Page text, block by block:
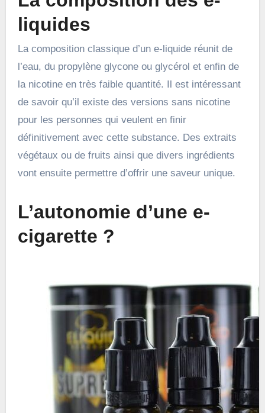
liquides
La composition classique d’un e-liquide réunit de
l’eau, du propylène glycone ou glycérol et enfin de
la nicotine en très faible quantité. Il est intéressant
de savoir qu’il existe des versions sans nicotine
pour les personnes qui veulent en finir
définitivement avec cette substance. Des extraits
végétaux ou de fruits ainsi que divers ingrédients
vont ensuite permettre d’offrir une saveur unique.
L’autonomie d’une e-
cigarette ?